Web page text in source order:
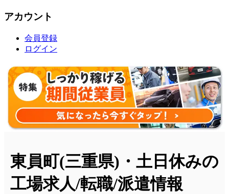
アカウント
会員登録
ログイン
東員町(三重県)・土日休みの
工場求人/転職/派遣情報